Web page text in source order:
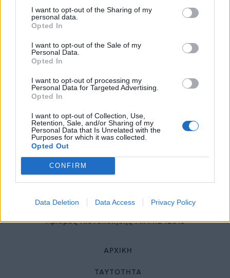
I want to opt-out of the Sharing of my
personal data.
Opted In
I want to opt-out of the Sale of my
Personal Data.
Opted In
I want to opt-out of processing my
Personal Data for Targeted Advertising.
Opted In
I want to opt-out of Collection, Use,
Retention, Sale, and/or Sharing of my
Personal Data that Is Unrelated with the
Purposes for which it was collected.
Opted Out
CONFIRM
Data Deletion Data Access Privacy Policy
Γεωργιάδης: Πολλαπλά οφέλη από
τη συνεργασία δημοσίου και
27 Φεβρουαρίου 2026
© HealthStories - All rights reserved.
Αριθμός Πιστοποίησης Μ.Η.Τ.242013
ΑΡΧΙΚΉ
ΤΑΥΤΌΤΗΤΑ